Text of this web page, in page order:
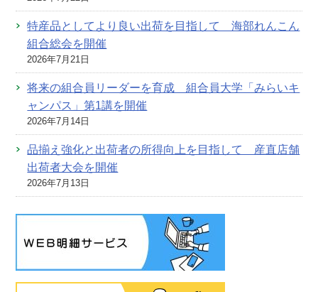
特産品としてより良い出荷を目指して 海部れんこん
組合総会を開催
2026年7月21日
将来の組合員リーダーを育成 組合員大学「みらいキ
ャンパス」第1講を開催
2026年7月14日
品揃え強化と出荷者の所得向上を目指して 産直店舗
出荷者大会を開催
2026年7月13日